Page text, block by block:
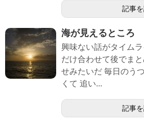
記事
海が見えるところ
興味ない話がタイム
だけ合わせて後でま
せみたいだ 毎日のう
くて 追い...
記事